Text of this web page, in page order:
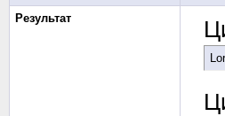
Результат